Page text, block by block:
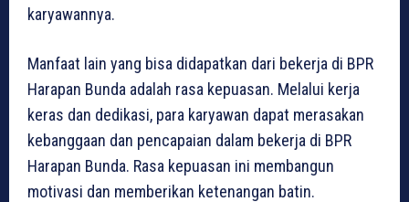
karyawannya.
Manfaat lain yang bisa didapatkan dari bekerja di BPR
Harapan Bunda adalah rasa kepuasan. Melalui kerja
keras dan dedikasi, para karyawan dapat merasakan
kebanggaan dan pencapaian dalam bekerja di BPR
Harapan Bunda. Rasa kepuasan ini membangun
motivasi dan memberikan ketenangan batin.